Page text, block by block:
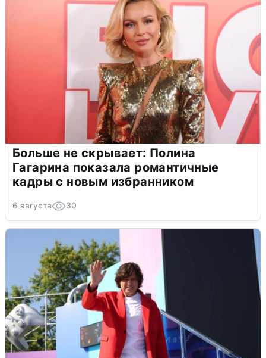
Больше не скрывает: Полина
Гагарина показала романтичные
кадры с новым избранником
6 августа 30